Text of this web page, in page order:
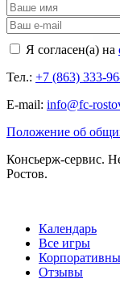
Я согласен(а) на
Тел.: +7 (863) 333-
E-mail: info@fc-
Положение об
Консьерж-сервис.
Ростов.
Календарь
Все игры
Отзывы